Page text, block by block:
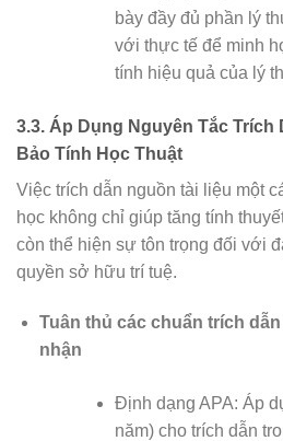
bày đầy đủ phần lý
với thực tế để minh
tính hiệu quả của lý
3.3. Áp Dụng Nguyên Tắc Trích
Bảo Tính Học Thuật
Việc trích dẫn nguồn tài liệu một
học không chỉ giúp tăng tính
còn thể hiện sự tôn trọng đối với
quyền sở hữu trí tuệ.
Tuân thủ các chuẩn trích
nhận
Định dạng APA: Áp
năm) cho trích dẫn